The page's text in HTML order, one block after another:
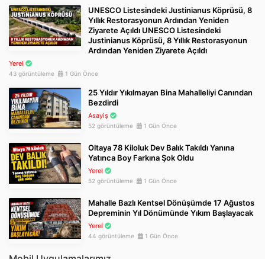
UNESCO Listesindeki Justinianus Köprüsü, 8
Yıllık Restorasyonun Ardından Yeniden
Ziyarete Açıldı UNESCO Listesindeki
Justinianus Köprüsü, 8 Yıllık Restorasyonun
Ardından Yeniden Ziyarete Açıldı
Yerel
43 görüntüleme 1 Gün Önce
25 Yıldır Yıkılmayan Bina Mahalleliyi Canından
Bezdirdi
Asayiş
52 görüntüleme 1 Gün Önce
Oltaya 78 Kiloluk Dev Balık Takıldı Yanına
Yatınca Boy Farkına Şok Oldu
Yerel
52 görüntüleme 1 Gün Önce
Mahalle Bazlı Kentsel Dönüşümde 17 Ağustos
Depreminin Yıl Dönümünde Yıkım Başlayacak
Yerel
44 görüntüleme 1 Gün Önce